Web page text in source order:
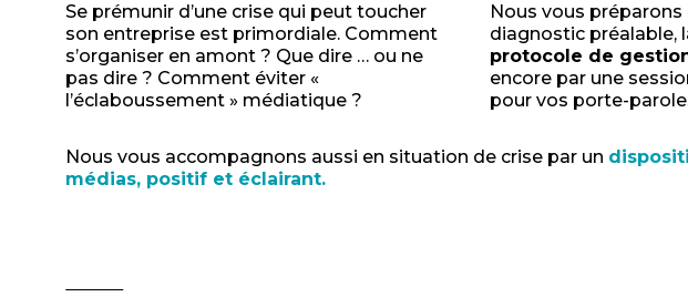
Se prémunir d’une crise qui peut toucher
son entreprise est primordiale. Comment
s’organiser en amont ? Que dire … ou ne
pas dire ? Comment éviter «
l’éclaboussement » médiatique ?
Nous vous
diagnostic préalable,
protocole de
encore par une
pour vos porte-
Nous vous accompagnons aussi en situation de crise par un
médias, positif et éclairant.